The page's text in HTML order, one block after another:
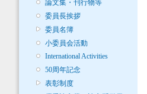
論文集・刊行物等
委員長挨拶
委員名簿
小委員会活動
International Activities
50周年記念
表彰制度